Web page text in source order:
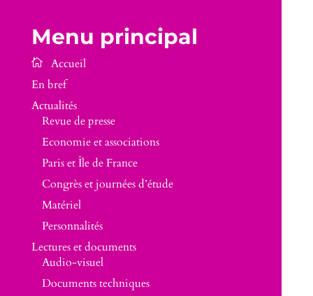
Menu principal
En bref
Actualités
Revue de presse
Economie et associations
Paris et Île de France
Congrès et journées d’étude
Matériel
Personnalités
Lectures et documents
Audio-visuel
Documents techniques